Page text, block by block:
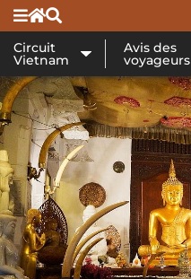
Circuit
Vietnam
Avis des
voyageurs